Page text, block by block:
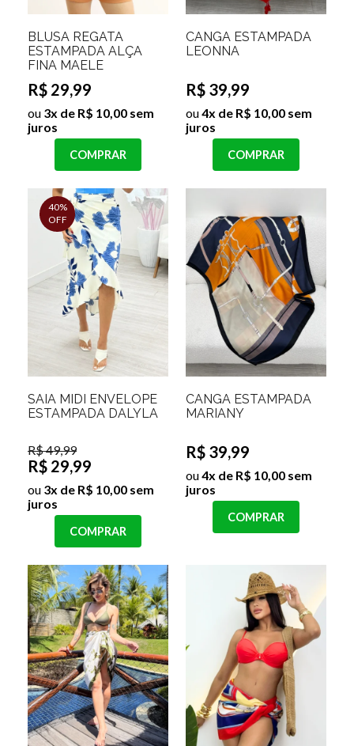
BLUSA REGATA
ESTAMPADA ALÇA
FINA MAELE
R$ 29,99
ou 3x de R$ 10,00 sem
juros
COMPRAR
CANGA ESTAMPADA
LEONNA
R$ 39,99
ou4x de R$ 10,00 sem
juros
COMPRAR
40%
OFF
SAIA MIDI ENVELOPE
ESTAMPADA DALYLA
R$ 49,99
R$ 29,99
ou 3x de R$ 10,00 sem
juros
COMPRAR
CANGA ESTAMPADA
MARIANY
R$ 39,99
ou4x de R$ 10,00 sem
juros
COMPRAR